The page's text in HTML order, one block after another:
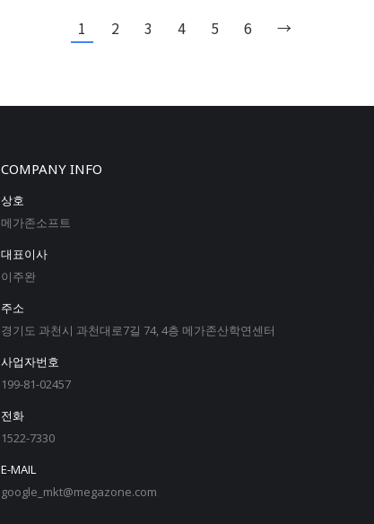
1 2 3 4 5 6 →
COMPANY INFO
상호
메가존소프트
대표이사
이주완
주소
경기도 과천시 과천대로7길 74, 4층 메가존산학연센터
사업자번호
199-81-02457
전화
1522-7330
E-MAIL
google_mkt@megazone.com